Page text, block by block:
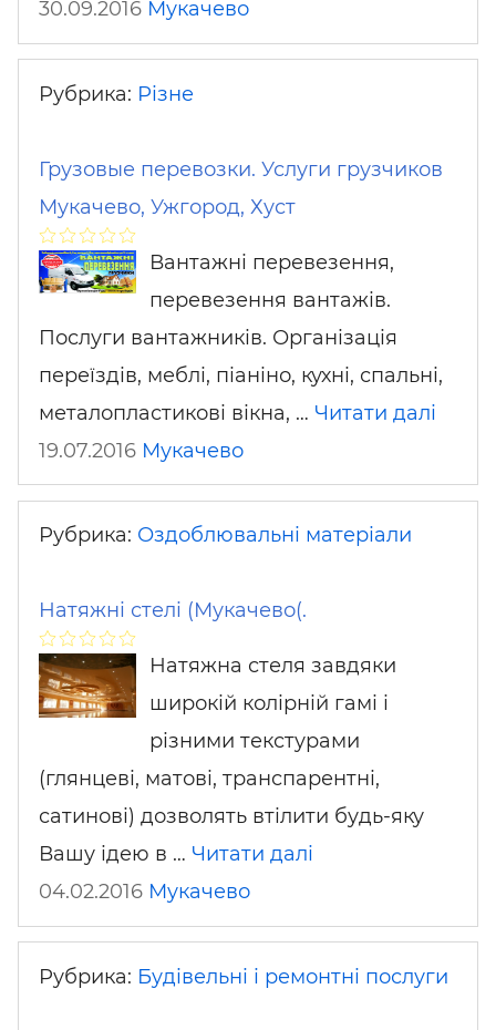
30.09.2016 Мукачево
Рубрика: Різне
Грузовые перевозки. Услуги грузчиков
Мукачево, Ужгород, Хуст
Вантажні перевезення,
перевезення вантажів.
Послуги вантажників. Організація
переїздів, меблі, піаніно, кухні, спальні,
металопластикові вікна, … Читати далі
19.07.2016 Мукачево
Рубрика: Оздоблювальні матеріали
Натяжні стелі (Мукачево(.
Натяжна стеля завдяки
широкій колірній гамі і
різними текстурами
(глянцеві, матові, транспарентні,
сатинові) дозволять втілити будь-яку
Вашу ідею в … Читати далі
04.02.2016 Мукачево
Рубрика: Будівельні і ремонтні послуги